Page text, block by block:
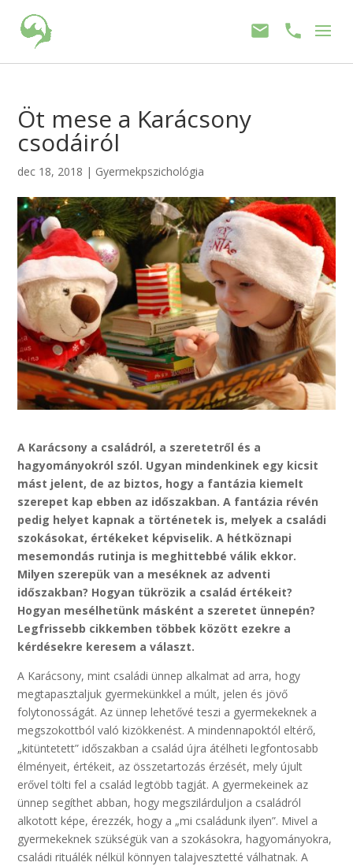
Öt mese a Karácsony
csodáiról
dec 18, 2018 | Gyermekpszichológia
A Karácsony a családról, a szeretetről és a
hagyományokról szól. Ugyan mindenkinek egy kicsit
mást jelent, de az biztos, hogy a fantázia kiemelt
szerepet kap ebben az időszakban. A fantázia révén
pedig helyet kapnak a történetek is, melyek a családi
szokásokat, értékeket képviselik. A hétköznapi
mesemondás rutinja is meghittebbé válik ekkor.
Milyen szerepük van a meséknek az adventi
időszakban? Hogyan tükrözik a család értékeit?
Hogyan mesélhetünk másként a szeretet ünnepén?
Legfrissebb cikkemben többek között ezekre a
kérdésekre keresem a választ.
A Karácsony, mint családi ünnep alkalmat ad arra, hogy
megtapasztaljuk gyermekünkkel a múlt, jelen és jövő
folytonosságát. Az ünnep lehetővé teszi a gyermekeknek a
megszokottból való kizökkenést. A mindennapoktól eltérő,
„kitüntetett” időszakban a család újra átélheti legfontosabb
élményeit, értékeit, az összetartozás érzését, mely újult
erővel tölti fel a család legtöbb tagját. A gyermekeinek az
ünnep segíthet abban, hogy megszilárduljon a családról
alkotott képe, érezzék, hogy a „mi családunk ilyen”. Mivel a
gyermekeknek szükségük van a szokásokra, hagyományokra,
családi rituálék nélkül könnyen talajvesztetté válhatnak. A